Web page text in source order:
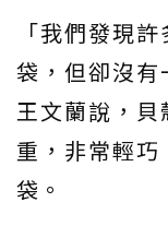
「我們發現
袋，但卻沒有
王文蘭說，
重，非常輕
袋。